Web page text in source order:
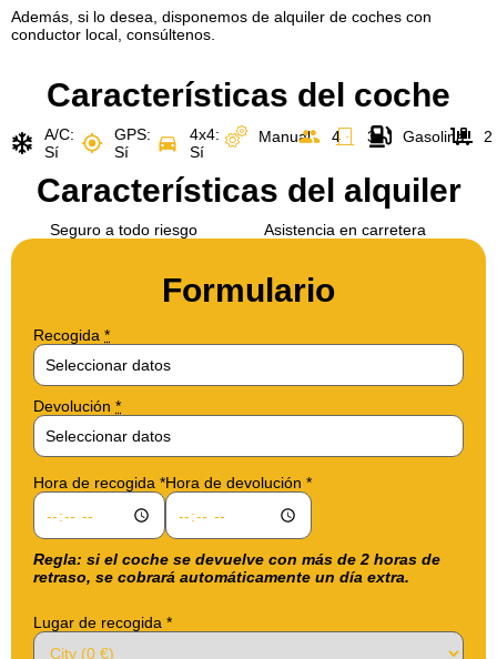
Además, si lo desea, disponemos de alquiler de coches con
conductor local, consúltenos.
Características del coche
A/C:
Sí
GPS:
Sí
4x4:
Sí
Manual 4 3 Gasolina 2
Características del alquiler
Seguro a todo riesgo Asistencia en carretera
Formulario
Recogida *
Devolución *
Hora de recogida *Hora de devolución *
Regla: si el coche se devuelve con más de 2 horas de
retraso, se cobrará automáticamente un día extra.
Lugar de recogida *